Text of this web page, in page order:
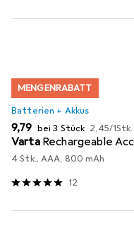
MENGENRABATT
Batterien + Akkus
EUR
9,79 bei 3 Stück EUR
2,45/1Stk.
Varta Rechargeable
4 Stk., AAA, 800 mAh
12